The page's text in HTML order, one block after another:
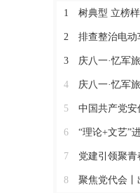
1 树典型 立榜样 提士气 振
2 排查整治电动
3 庆八一·忆军旅·聚
4 庆八一·忆军旅·聚
5 中国共产党安仁县第
6 “理论+文艺”
7 党建引领聚青
8 聚焦党代会丨出席中国共